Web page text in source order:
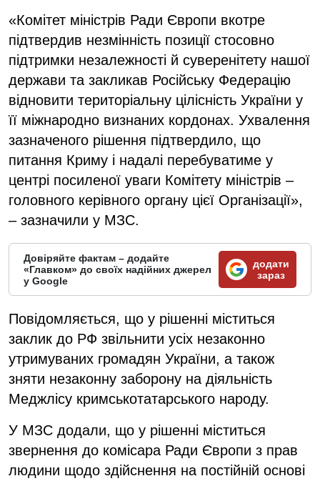
«Комітет міністрів Ради Європи вкотре
підтвердив незмінність позиції стосовно
підтримки незалежності й суверенітету нашої
держави та закликав Російську Федерацію
відновити територіальну цілісність України у
її міжнародно визнаних кордонах. Ухвалення
зазначеного рішення підтвердило, що
питання Криму і надалі перебуватиме у
центрі посиленої уваги Комітету міністрів –
головного керівного органу цієї Організації»,
– зазначили у МЗС.
Довіряйте фактам – додайте
«Главком» до своїх надійних джерел
у Google
додати
зараз
Повідомляється, що у рішенні міститься
заклик до РФ звільнити усіх незаконно
утримуваних громадян України, а також
зняти незаконну заборону на діяльність
Меджлісу кримськотатарського народу.
У МЗС додали, що у рішенні міститься
звернення до комісара Ради Європи з прав
людини щодо здійснення на постійній основі